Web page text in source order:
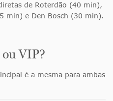
de Roterdão (40 min),
min) e Den Bosch (30 min).
VIP?
é a mesma para ambas